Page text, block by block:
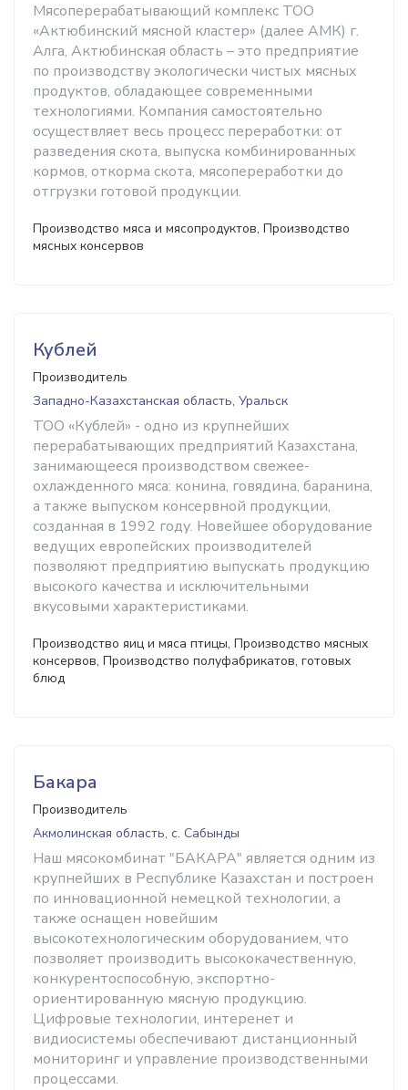
Мясоперерабатывающий комплекс ТОО
«Актюбинский мясной кластер» (далее АМК) г.
Алга, Актюбинская область – это предприятие
по производству экологически чистых мясных
продуктов, обладающее современными
технологиями. Компания самостоятельно
осуществляет весь процесс переработки: от
разведения скота, выпуска комбинированных
кормов, откорма скота, мясопереработки до
отгрузки готовой продукции.
Производство мяса и мясопродуктов, Производство
мясных консервов
Кублей
Производитель
Западно-Казахстанская область, Уральск
ТОО «Кублей» - одно из крупнейших
перерабатывающих предприятий Казахстана,
занимающееся производством свежее-
охлажденного мяса: конина, говядина, баранина,
а также выпуском консервной продукции,
созданная в 1992 году. Новейшее оборудование
ведущих европейских производителей
позволяют предприятию выпускать продукцию
высокого качества и исключительными
вкусовыми характеристиками.
Производство яиц и мяса птицы, Производство мясных
консервов, Производство полуфабрикатов, готовых
блюд
Бакара
Производитель
Акмолинская область, с. Сабынды
Наш мясокомбинат "БАКАРА" является одним из
крупнейших в Республике Казахстан и построен
по инновационной немецкой технологии, а
также оснащен новейшим
высокотехнологическим оборудованием, что
позволяет производить высококачественную,
конкурентоспособную, экспортно-
ориентированную мясную продукцию.
Цифровые технологии, интеренет и
видиосистемы обеспечивают дистанционный
мониторинг и управление производственными
процессами.